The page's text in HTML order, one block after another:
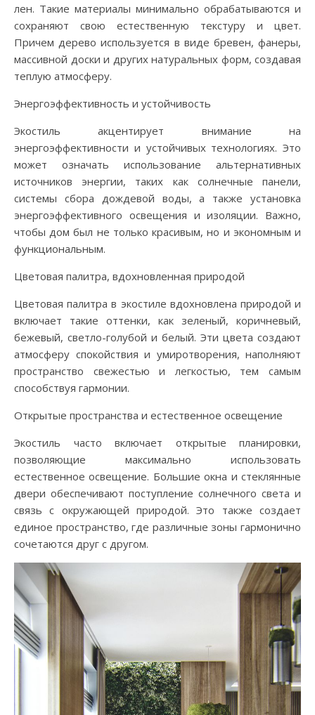
лен. Такие материалы минимально обрабатываются и
сохраняют свою естественную текстуру и цвет.
Причем дерево используется в виде бревен, фанеры,
массивной доски и других натуральных форм, создавая
теплую атмосферу.
Энергоэффективность и устойчивость
Экостиль акцентирует внимание на
энергоэффективности и устойчивых технологиях. Это
может означать использование альтернативных
источников энергии, таких как солнечные панели,
системы сбора дождевой воды, а также установка
энергоэффективного освещения и изоляции. Важно,
чтобы дом был не только красивым, но и экономным и
функциональным.
Цветовая палитра, вдохновленная природой
Цветовая палитра в экостиле вдохновлена природой и
включает такие оттенки, как зеленый, коричневый,
бежевый, светло-голубой и белый. Эти цвета создают
атмосферу спокойствия и умиротворения, наполняют
пространство свежестью и легкостью, тем самым
способствуя гармонии.
Открытые пространства и естественное освещение
Экостиль часто включает открытые планировки,
позволяющие максимально использовать
естественное освещение. Большие окна и стеклянные
двери обеспечивают поступление солнечного света и
связь с окружающей природой. Это также создает
единое пространство, где различные зоны гармонично
сочетаются друг с другом.